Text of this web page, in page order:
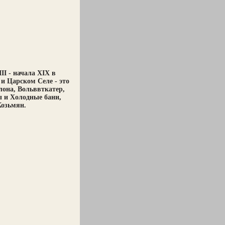
- начала XIX в
Царском Селе - это
Вольввткатер,
и Холодные бани,